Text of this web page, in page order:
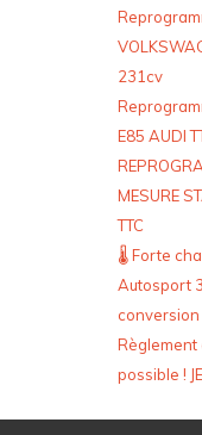
231cv
E85 AUDI
MESURE
TTC
🌡️ Forte
Autosport
conversion
Règlement
possible !